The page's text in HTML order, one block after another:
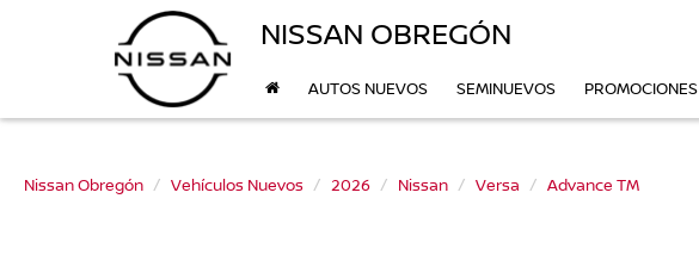
NISSAN OBREGÓN
AUTOS NUEVOS SEMINUEVOS PROMOCIONES
Nissan Obregón Vehículos Nuevos 2026 Nissan Versa Advance TM